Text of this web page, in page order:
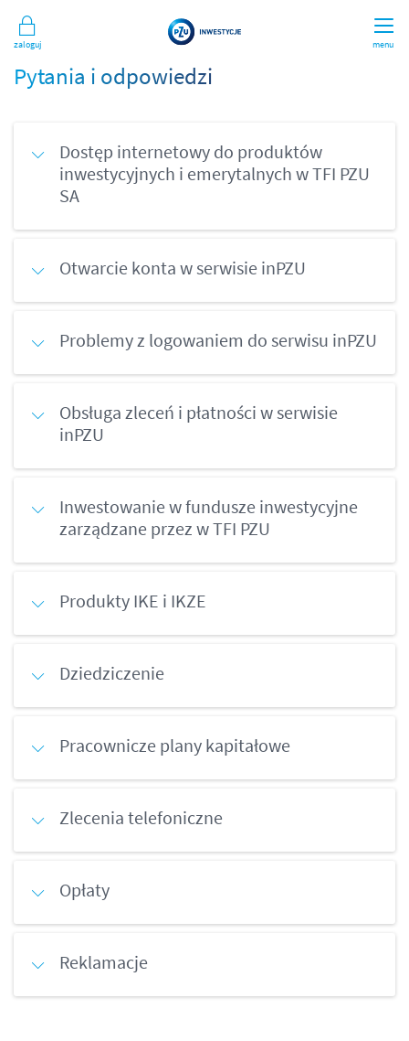
menu
Zaloguj
Pytania i odpowiedzi
Dostęp internetowy do produktów
inwestycyjnych i emerytalnych w TFI PZU
SA
Otwarcie konta w serwisie inPZU
Problemy z logowaniem do serwisu inPZU
Obsługa zleceń i płatności w serwisie
inPZU
Inwestowanie w fundusze inwestycyjne
zarządzane przez w TFI PZU
Produkty IKE i IKZE
Dziedziczenie
Pracownicze plany kapitałowe
Zlecenia telefoniczne
Opłaty
Reklamacje